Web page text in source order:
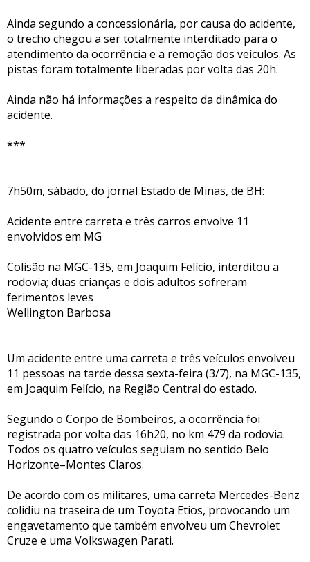
Ainda segundo a concessionária, por causa do acidente,
o trecho chegou a ser totalmente interditado para o
atendimento da ocorrência e a remoção dos veículos. As
pistas foram totalmente liberadas por volta das 20h.
Ainda não há informações a respeito da dinâmica do
acidente.
***
7h50m, sábado, do jornal Estado de Minas, de BH:
Acidente entre carreta e três carros envolve 11
envolvidos em MG
Colisão na MGC-135, em Joaquim Felício, interditou a
rodovia; duas crianças e dois adultos sofreram
ferimentos leves
Wellington Barbosa
Um acidente entre uma carreta e três veículos envolveu
11 pessoas na tarde dessa sexta-feira (3/7), na MGC-135,
em Joaquim Felício, na Região Central do estado.
Segundo o Corpo de Bombeiros, a ocorrência foi
registrada por volta das 16h20, no km 479 da rodovia.
Todos os quatro veículos seguiam no sentido Belo
Horizonte–Montes Claros.
De acordo com os militares, uma carreta Mercedes-Benz
colidiu na traseira de um Toyota Etios, provocando um
engavetamento que também envolveu um Chevrolet
Cruze e uma Volkswagen Parati.